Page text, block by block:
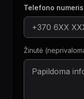
Telefono numeris
Žinutė